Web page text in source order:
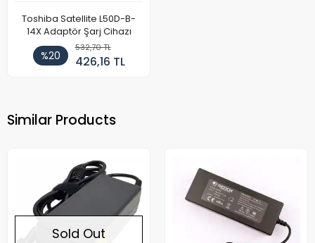
Toshiba Satellite L50D-B-
14X Adaptör Şarj Cihazı
%20
532,70 TL
426,16 TL
Similar Products
Sold Out